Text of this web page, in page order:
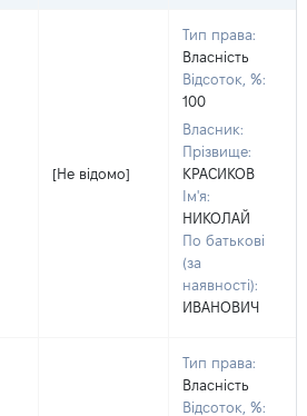
[Не відомо]
Тип права:
Власність
Відсоток, %:
100
Власник:
Прізвище:
КРАСИКОВ
Ім'я:
НИКОЛАЙ
По батькові
(за
наявності):
ИВАНОВИЧ
Тип права:
Власність
Відсоток, %: